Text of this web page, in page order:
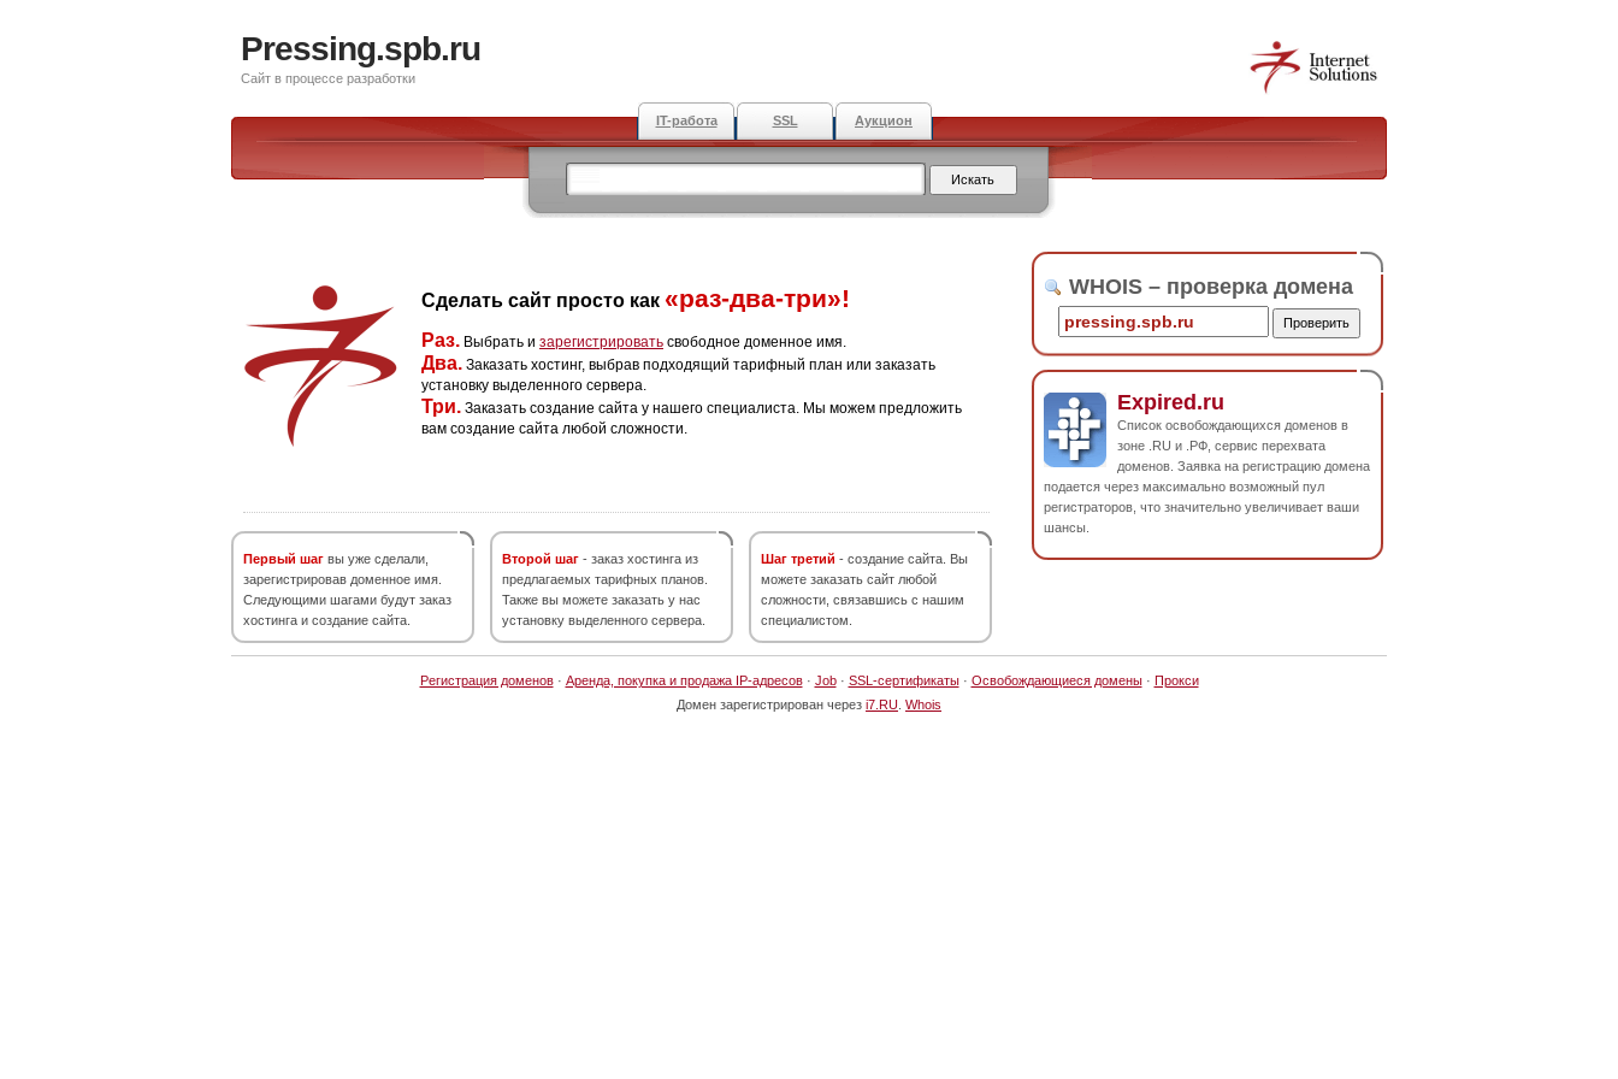
Pressing.spb.ru
Сайт в процессе разработки
IT-работа SSL Аукцион
Сделать сайт просто как «раз-два-три»!
Раз. Выбрать и зарегистрировать свободное доменное имя.
Два. Заказать хостинг, выбрав подходящий тарифный план или заказать
установку выделенного сервера.
Три. Заказать создание сайта у нашего специалиста. Мы можем предложить
вам создание сайта любой сложности.
Первый шаг вы уже сделали,
зарегистрировав доменное имя.
Следующими шагами будут заказ
хостинга и создание сайта.
Второй шаг - заказ хостинга из
предлагаемых тарифных планов.
Также вы можете заказать у нас
установку выделенного сервера.
Шаг третий - создание сайта. Вы
можете заказать сайт любой
сложности, связавшись с нашим
специалистом.
WHOIS – проверка домена
Expired.ru
Список освобождающихся доменов в
зоне .RU и .РФ, сервис перехвата
доменов. Заявка на регистрацию домена
подается через максимально возможный пул
регистраторов, что значительно увеличивает ваши
шансы.
Регистрация доменов· Аренда, покупка и продажа IP-адресов· Job· SSL-сертификаты· Освобождающиеся домены· Прокси
Домен зарегистрирован через i7.RU Whois